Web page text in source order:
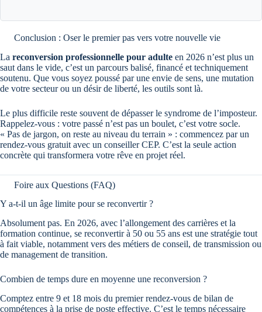
Conclusion : Oser le premier pas vers votre nouvelle vie
La reconversion professionnelle pour adulte en 2026 n’est plus un
saut dans le vide, c’est un parcours balisé, financé et techniquement
soutenu. Que vous soyez poussé par une envie de sens, une mutation
de votre secteur ou un désir de liberté, les outils sont là.
Le plus difficile reste souvent de dépasser le syndrome de l’imposteur.
Rappelez-vous : votre passé n’est pas un boulet, c’est votre socle.
« Pas de jargon, on reste au niveau du terrain » : commencez par un
rendez-vous gratuit avec un conseiller CEP. C’est la seule action
concrète qui transformera votre rêve en projet réel.
Foire aux Questions (FAQ)
Y a-t-il un âge limite pour se reconvertir ?
Absolument pas. En 2026, avec l’allongement des carrières et la
formation continue, se reconvertir à 50 ou 55 ans est une stratégie tout
à fait viable, notamment vers des métiers de conseil, de transmission ou
de management de transition.
Combien de temps dure en moyenne une reconversion ?
Comptez entre 9 et 18 mois du premier rendez-vous de bilan de
compétences à la prise de poste effective. C’est le temps nécessaire